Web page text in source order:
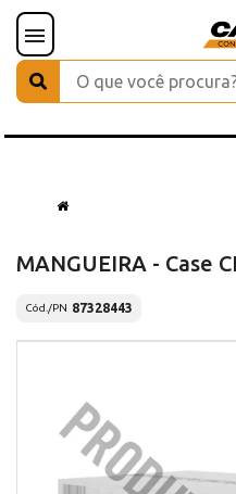
MANGUEIRA - Case
Cód./PN 87328443